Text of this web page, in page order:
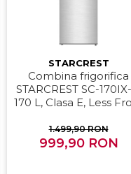
Multicooker
Prăjitoare de pâine
Rasnite condimente
Razatoare
Roboti de bucatarie
STARCREST
Combina frigorifica
STARCREST SC-
170 L, Clasa E, Less
Iluminare LED,
Inox antiamprenta,
1.499,90 RON
999,90 RON